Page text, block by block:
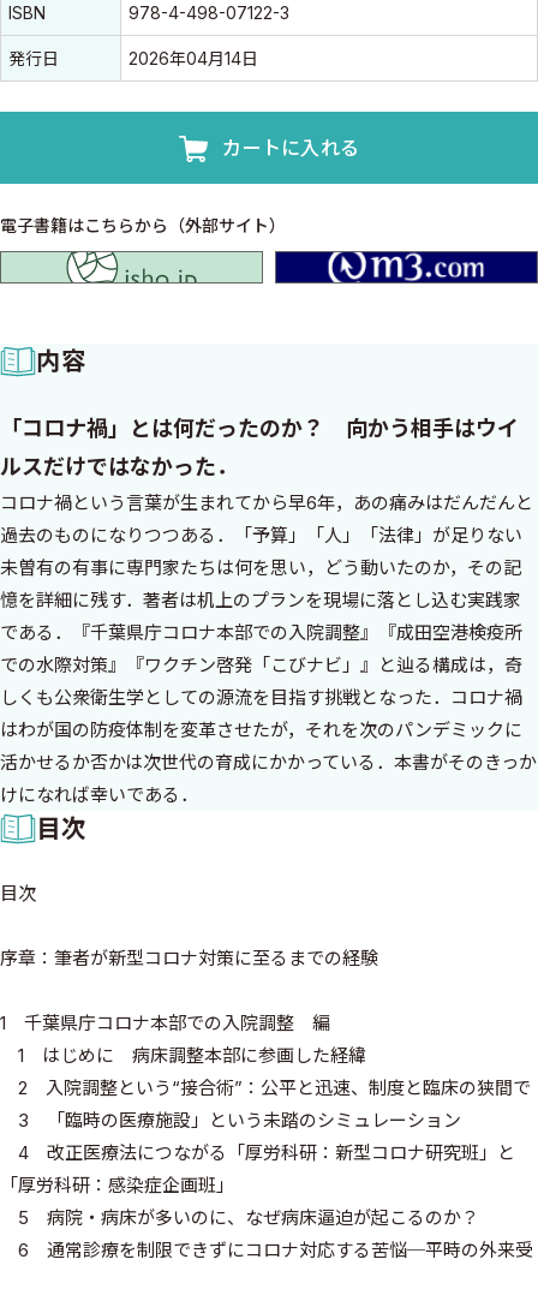
ISBN 978-4-498-07122-3
発行日 2026年04月14日
カートに入れる
電子書籍はこちらから（外部サイト）
内容
「コロナ禍」とは何だったのか？ 向かう相手はウイ
ルスだけではなかった．
コロナ禍という言葉が生まれてから早6年，あの痛みはだんだんと
過去のものになりつつある．「予算」「人」「法律」が足りない
未曽有の有事に専門家たちは何を思い，どう動いたのか，その記
憶を詳細に残す．著者は机上のプランを現場に落とし込む実践家
である．『千葉県庁コロナ本部での入院調整』『成田空港検疫所
での水際対策』『ワクチン啓発「こびナビ」』と辿る構成は，奇
しくも公衆衛生学としての源流を目指す挑戦となった．コロナ禍
はわが国の防疫体制を変革させたが，それを次のパンデミックに
活かせるか否かは次世代の育成にかかっている．本書がそのきっか
けになれば幸いである．
目次
目次
序章：筆者が新型コロナ対策に至るまでの経験
1 千葉県庁コロナ本部での入院調整 編
1 はじめに 病床調整本部に参画した経緯
2 入院調整という“接合術”：公平と迅速、制度と臨床の狭間で
3 「臨時の医療施設」という未踏のシミュレーション
4 改正医療法につながる「厚労科研：新型コロナ研究班」と
「厚労科研：感染症企画班」
5 病院・病床が多いのに、なぜ病床逼迫が起こるのか？
6 通常診療を制限できずにコロナ対応する苦悩─平時の外来受